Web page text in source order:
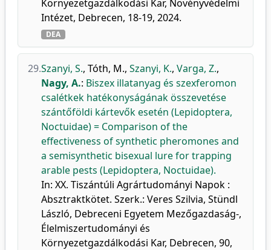
Környezetgazdálkodási Kar, Növényvédelmi
Intézet, Debrecen, 18-19, 2024.
DEA
29.Szanyi, S., Tóth, M., Szanyi, K., Varga, Z.,
Nagy, A.: Biszex illatanyag és szexferomon
csalétkek hatékonyságának összevetése
szántőföldi kártevők esetén (Lepidoptera,
Noctuidae) = Comparison of the
effectiveness of synthetic pheromones and
a semisynthetic bisexual lure for trapping
arable pests (Lepidoptera, Noctuidae).
In: XX. Tiszántúli Agrártudományi Napok :
Absztraktkötet. Szerk.: Veres Szilvia, Stündl
László, Debreceni Egyetem Mezőgazdaság-,
Élelmiszertudományi és
Környezetgazdálkodási Kar, Debrecen, 90,